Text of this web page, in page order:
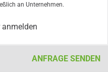
an Unternehmen.
anmelden
ANFRAGE SENDEN